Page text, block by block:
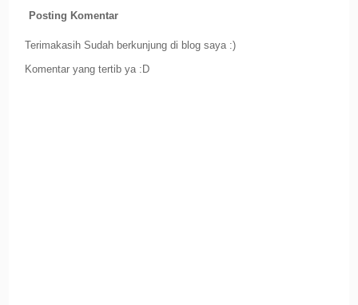
Posting Komentar
Terimakasih Sudah berkunjung di blog saya :)
Komentar yang tertib ya :D